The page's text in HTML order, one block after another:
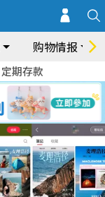
购物情报
定期存款